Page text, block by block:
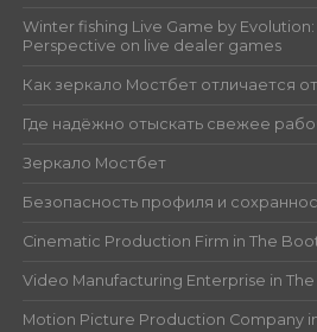
Winter fishing Live Game by
Perspective on live dealer games
Как зеркало Мостбет отличается
Где надёжно отыскать свежее
Зеркало Мостбет
Безопасность профиля и
Cinematic Production Firm in The
Video Manufacturing Enterprise in
Motion Picture Production Company